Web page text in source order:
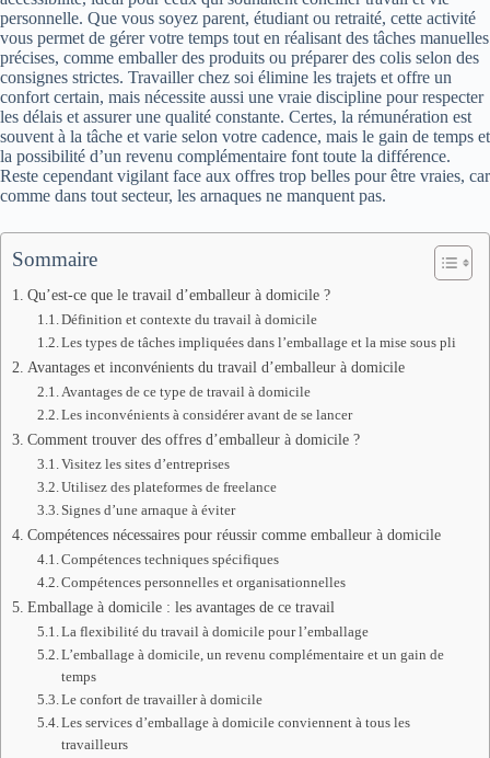
personnelle. Que vous soyez parent, étudiant ou retraité, cette activité
vous permet de gérer votre temps tout en réalisant des tâches manuelles
précises, comme emballer des produits ou préparer des colis selon des
consignes strictes. Travailler chez soi élimine les trajets et offre un
confort certain, mais nécessite aussi une vraie discipline pour respecter
les délais et assurer une qualité constante. Certes, la rémunération est
souvent à la tâche et varie selon votre cadence, mais le gain de temps et
la possibilité d’un revenu complémentaire font toute la différence.
Reste cependant vigilant face aux offres trop belles pour être vraies, car
comme dans tout secteur, les arnaques ne manquent pas.
Sommaire
Qu’est-ce que le travail d’emballeur à domicile ?
Définition et contexte du travail à domicile
Les types de tâches impliquées dans l’emballage et la mise sous pli
Avantages et inconvénients du travail d’emballeur à domicile
Avantages de ce type de travail à domicile
Les inconvénients à considérer avant de se lancer
Comment trouver des offres d’emballeur à domicile ?
Visitez les sites d’entreprises
Utilisez des plateformes de freelance
Signes d’une arnaque à éviter
Compétences nécessaires pour réussir comme emballeur à domicile
Compétences techniques spécifiques
Compétences personnelles et organisationnelles
Emballage à domicile : les avantages de ce travail
La flexibilité du travail à domicile pour l’emballage
L’emballage à domicile, un revenu complémentaire et un gain de
temps
Le confort de travailler à domicile
Les services d’emballage à domicile conviennent à tous les
travailleurs